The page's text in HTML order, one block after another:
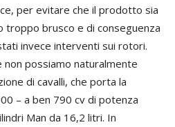
per evitare che il prodotto sia
brusco e di conseguenza
invece interventi sui rotori.
possiamo naturalmente
di cavalli, che porta la
– a ben 790 cv di potenza
Man da 16,2 litri. In